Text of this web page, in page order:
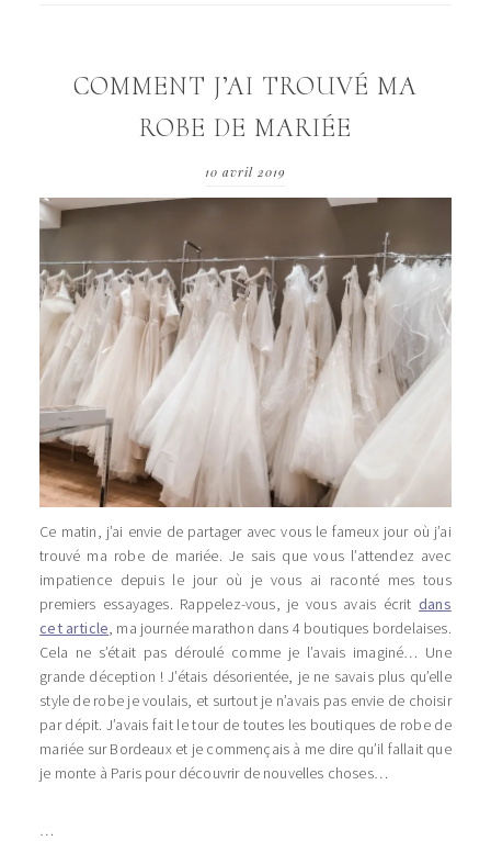
COMMENT J’AI TROUVÉ MA
ROBE DE MARIÉE
10 avril 2019
Ce matin, j’ai envie de partager avec vous le fameux jour où j’ai
trouvé ma robe de mariée. Je sais que vous l’attendez avec
impatience depuis le jour où je vous ai raconté mes tous
premiers essayages. Rappelez-vous, je vous avais écritdans
cet article, ma journée marathon dans 4 boutiques bordelaises.
Cela ne s’était pas déroulé comme je l’avais imaginé… Une
grande déception ! J’étais désorientée, je ne savais plus qu’elle
style de robe je voulais, et surtout je n’avais pas envie de choisir
par dépit. J’avais fait le tour de toutes les boutiques de robe de
mariée sur Bordeaux et je commençais à me dire qu’il fallait que
je monte à Paris pour découvrir de nouvelles choses…
…